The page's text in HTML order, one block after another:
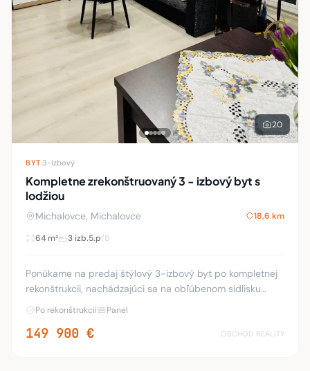
20
BYT·3-izbový
Kompletne zrekonštruovaný 3 - izbový byt s
lodžiou
Michalovce, Michalovce 18,6 km
64 m² 3 izb.5.p/8
Ponúkame na predaj štýlový 3-izbový byt po kompletnej
rekonštrukcii, nachádzajúci sa na obľúbenom sídlisku
Východ v Michalovciach. Byt s výmerou 64 m² sa
Po rekonštrukcii Panel
149 900 € OBCHOD REALITY